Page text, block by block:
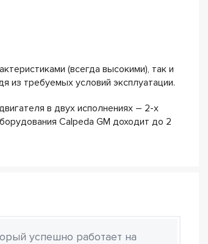
(всегда высокими), так и
из требуемых условий эксплуатации.
в двух исполнениях – 2-х
Calpeda GM доходит до 2
успешно работает на